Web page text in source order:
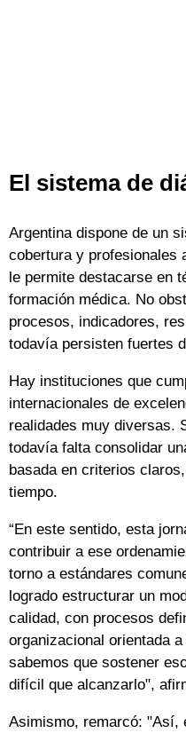
El sistema de
Argentina dispone de un
cobertura y profesionales
le permite destacarse en
formación médica. No
procesos, indicadores,
todavía persisten fuertes
Hay instituciones que
internacionales de
realidades muy diversas.
todavía falta consolidar
basada en criterios
tiempo.
“En este sentido, esta
contribuir a ese
torno a estándares
logrado estructurar un
calidad, con procesos
organizacional orientada
sabemos que sostener
difícil que alcanzarlo",
Asimismo, remarcó: "Así,